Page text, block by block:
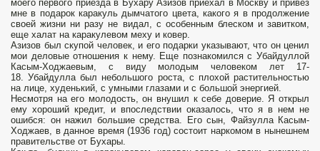
моего первого приезда в Бухару Азизов приехал в Москву и привез
мне в подарок каракуль дымчатого цвета, какого я в продолжение
своей жизни ни разу не видал, с особенным блеском и завитком,
еще халат на каракулевом меху и ковер.
Азизов был скупой человек, и его подарки указывают, что он ценил
мои деловые отношения к нему. Еще познакомился с Убайдуллой
Касым-Ходжаевым, с виду молодым человеком лет 17-
18. Убайдулла был небольшого роста, с плохой растительностью
на лице, худенький, с умными глазами и с большой энергией.
Несмотря на его молодость, он внушил к себе доверие. Я открыл
ему хороший кредит, и впоследствии оказалось, что я в нем не
ошибся: он нажил большие средства. Его сын, Файзулла Касым-
Ходжаев, в данное время (1936 год) состоит наркомом в нынешнем
правительстве от Бухары.